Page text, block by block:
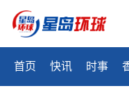
首页 快讯 时事